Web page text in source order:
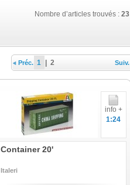
Nombre d’articles trouvés : 23
Préc. 1 2 Suiv.
info +
1:24
Container 20'
Italeri